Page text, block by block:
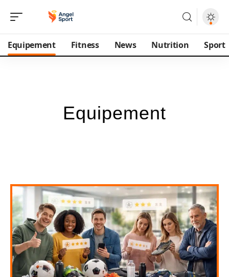
Equipement Fitness News Nutrition Sport
Equipement